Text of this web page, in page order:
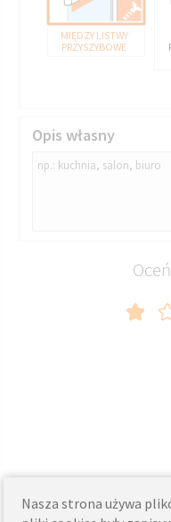
MIĘDZY LISTWY
PRZYSZYBOWE
Opis własny
Nasza strona używa